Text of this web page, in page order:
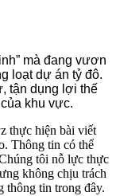
mà đang vươn
loạt dự án tỷ đô.
tận dụng lợi thế
khu vực.
thực hiện bài viết
Thông tin có thể
tôi nỗ lực thực
không chịu trách
thông tin trong đây.